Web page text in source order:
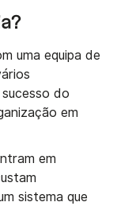
uma equipa de
do
em
em
sistema que